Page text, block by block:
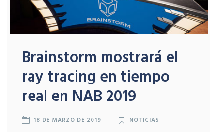
Brainstorm mostrará el
ray tracing en tiempo
real en NAB 2019
18 DE MARZO DE 2019 NOTICIAS